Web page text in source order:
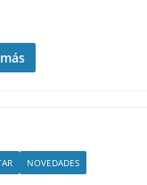
NOVEDADES